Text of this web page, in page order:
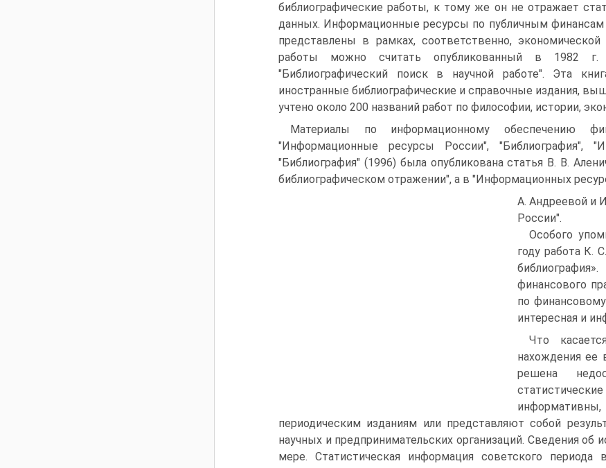
библиографические работы, к тому же он не отражает
данных. Информационные ресурсы по публичным
представлены в рамках, соответственно,
работы можно считать опубликованный в 1982
"Библиографический поиск в научной работе". Эта
иностранные библиографические и справочные издания,
учтено около 200 названий работ по философии, истории,
Материалы по информационному обеспечению
"Информационные ресурсы России", "Библиография",
"Библиография" (1996) была опубликована статья В. В.
библиографическом отражении", а в "Информационных
А. Андреевой и
России".
Особого
году работа К.
финансового
по
интересная и
Что
нахождения ее
решена
периодическим изданиям или представляют собой
научных и предпринимательских организаций. Сведения об
мере. Статистическая информация советского